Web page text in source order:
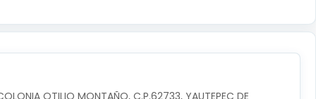
OTILIO MONTAÑO, C.P.62733, YAUTEPEC DE